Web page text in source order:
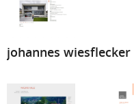
johannes wiesflecker